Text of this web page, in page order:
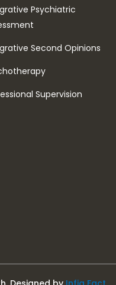
Psychiatric
Second Opinions
Supervision